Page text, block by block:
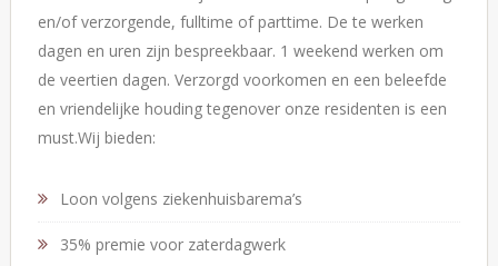
en/of verzorgende, fulltime of parttime. De te werken
dagen en uren zijn bespreekbaar. 1 weekend werken om
de veertien dagen. Verzorgd voorkomen en een beleefde
en vriendelijke houding tegenover onze residenten is een
must.Wij bieden:
Loon volgens ziekenhuisbarema’s
35% premie voor zaterdagwerk